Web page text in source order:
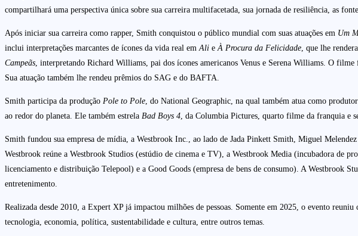
compartilhará uma perspectiva única sobre sua carreira multifacetada, sua jornada de resiliência, as
Após iniciar sua carreira como rapper, Smith conquistou o público mundial com suas atuações em Um
inclui interpretações marcantes de ícones da vida real em Ali e À Procura da Felicidade , que lhe
Campeãs , interpretando Richard Williams, pai dos ícones americanos Venus e Serena Williams. O
Sua atuação também lhe rendeu prêmios do SAG e do BAFTA.
Smith participa da produção Pole to Pole , do National Geographic, na qual também atua como
ao redor do planeta. Ele também estrela Bad Boys 4 , da Columbia Pictures, quarto filme da franquia e
Smith fundou sua empresa de mídia, a Westbrook Inc., ao lado de Jada Pinkett Smith, Miguel
Westbrook reúne a Westbrook Studios (estúdio de cinema e TV), a Westbrook Media (incubadora de
licenciamento e distribuição Telepool) e a Good Goods (empresa de bens de consumo). A Westbrook
entretenimento.
Realizada desde 2010, a Expert XP já impactou milhões de pessoas. Somente em 2025, o evento
tecnologia, economia, política, sustentabilidade e cultura, entre outros temas.